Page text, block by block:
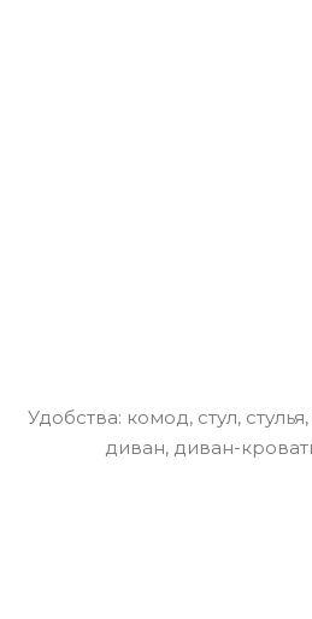
Удобства: комод, стул,
диван, диван-